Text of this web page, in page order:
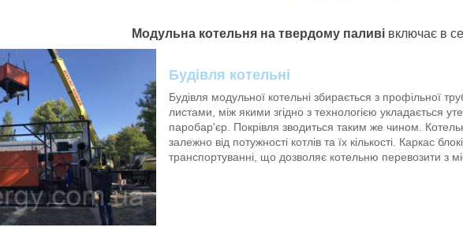
Модульна котельня на твердому паливівключає в
Будівля котельні
Будівля модульної котельні збирається з профільної
листами, між якими згідно з технологією укладається
паробар'єр. Покрівля зводиться таким же чином.
залежно від потужності котлів та їх кількості. Каркас
транспортуванні, що дозволяє котельню перевозити з